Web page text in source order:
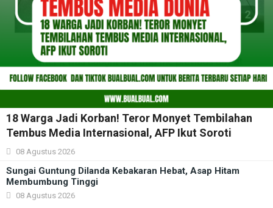
18 Warga Jadi Korban! Teror Monyet Tembilahan
Tembus Media Internasional, AFP Ikut Soroti
08 Agustus 2026
Sungai Guntung Dilanda Kebakaran Hebat, Asap Hitam
Membumbung Tinggi
08 Agustus 2026